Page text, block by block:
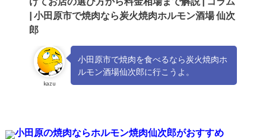
| 小田原市で焼肉なら炭火焼肉ホルモン酒場 仙次
郎
kazu
小田原市で焼肉を食べるなら炭火焼肉ホ
ルモン酒場仙次郎に行こうよ。
小田原の焼肉ならホルモン焼肉仙次郎がおすすめ